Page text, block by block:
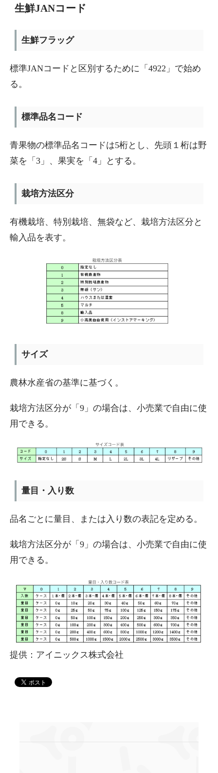
生鮮JANコード
生鮮フラッグ
標準JANコードと区別するために「4922」で始め
る。
標準品名コード
青果物の標準品名コードは5桁とし、先頭１桁は野
菜を「3」、果実を「4」とする。
栽培方法区分
有機栽培、特別栽培、無袋など、栽培方法区分と
輸入品を表す。
サイズ
農林水産省の基準に基づく。
栽培方法区分が「9」の場合は、小売業で自由に使
用できる。
量目・入り数
品名ごとに量目、または入り数の表記を定める。
栽培方法区分が「9」の場合は、小売業で自由に使
用できる。
提供：アイニックス株式会社